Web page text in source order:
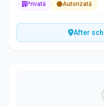
Privată Autorizată
After